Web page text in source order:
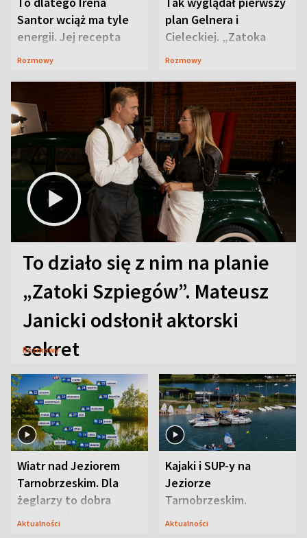
Santor wciąż ma tyle
energii. Jej recepta
jest zaskakująco
Rozmowy
plan Gelnera i
Cieleckiej. „Zatoka
szpiegów” od razu ich
Rozmowy
To działo się z nim na planie
„Zatoki Szpiegów”. Mateusz
Janicki odsłonił aktorski
sekret
Rozmowy
Wiatr nad Jeziorem
Tarnobrzeskim. Dla
żeglarzy to dobra
wiadomość
Aktualności
Kajaki i SUP-y na
Jeziorze
Tarnobrzeskim.
Przyrodnicy zwracają
Aktualności